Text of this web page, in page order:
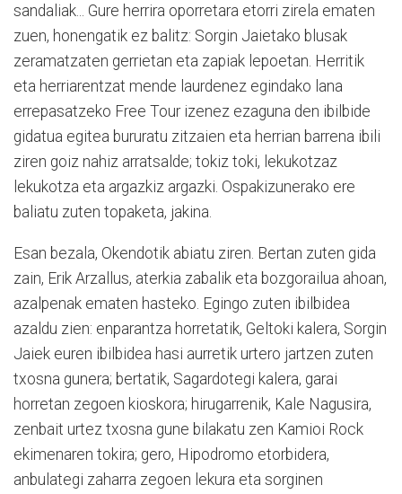
sandaliak... Gure herrira oporretara etorri zirela ematen
zuen, honengatik ez balitz: Sorgin Jaietako blusak
zeramatzaten gerrietan eta zapiak lepoetan. Herritik
eta herriarentzat mende laurdenez egindako lana
errepasatzeko Free Tour izenez ezaguna den ibilbide
gidatua egitea bururatu zitzaien eta herrian barrena ibili
ziren goiz nahiz arratsalde; tokiz toki, lekukotzaz
lekukotza eta argazkiz argazki. Ospakizunerako ere
baliatu zuten topaketa, jakina.
Esan bezala, Okendotik abiatu ziren. Bertan zuten gida
zain, Erik Arzallus, aterkia zabalik eta bozgorailua ahoan,
azalpenak ematen hasteko. Egingo zuten ibilbidea
azaldu zien: enparantza horretatik, Geltoki kalera, Sorgin
Jaiek euren ibilbidea hasi aurretik urtero jartzen zuten
txosna gunera; bertatik, Sagardotegi kalera, garai
horretan zegoen kioskora; hirugarrenik, Kale Nagusira,
zenbait urtez txosna gune bilakatu zen Kamioi Rock
ekimenaren tokira; gero, Hipodromo etorbidera,
anbulategi zaharra zegoen lekura eta sorginen